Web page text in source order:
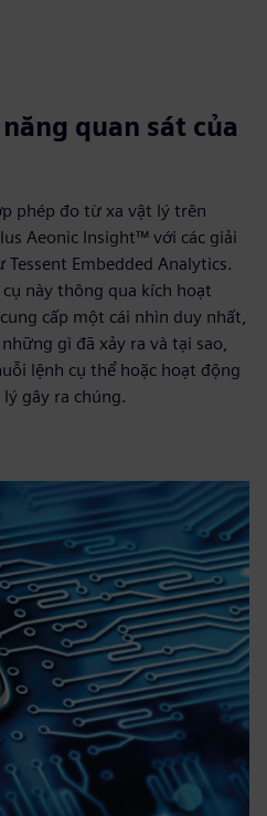
quan sát của
phép đo từ xa vật lý trên
Aeonic Insight™ với các giải
Embedded Analytics.
này thông qua kích hoạt
cấp một cái nhìn duy nhất,
gì đã xảy ra và tại sao,
lệnh cụ thể hoặc hoạt động
gây ra chúng.